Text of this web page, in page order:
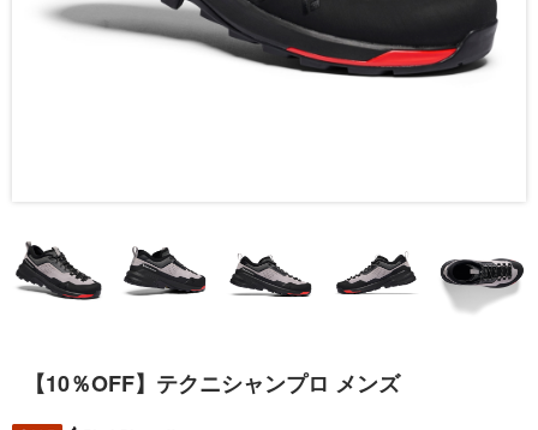
【10％OFF】テクニシャンプロ メンズ